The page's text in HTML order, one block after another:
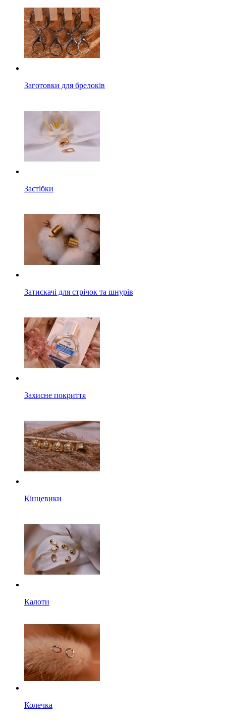
Заготовки для брелоків
Застібки
Затискачі для стрічок та шнурів
Захисне покриття
Кінцевики
Калоти
Колечка